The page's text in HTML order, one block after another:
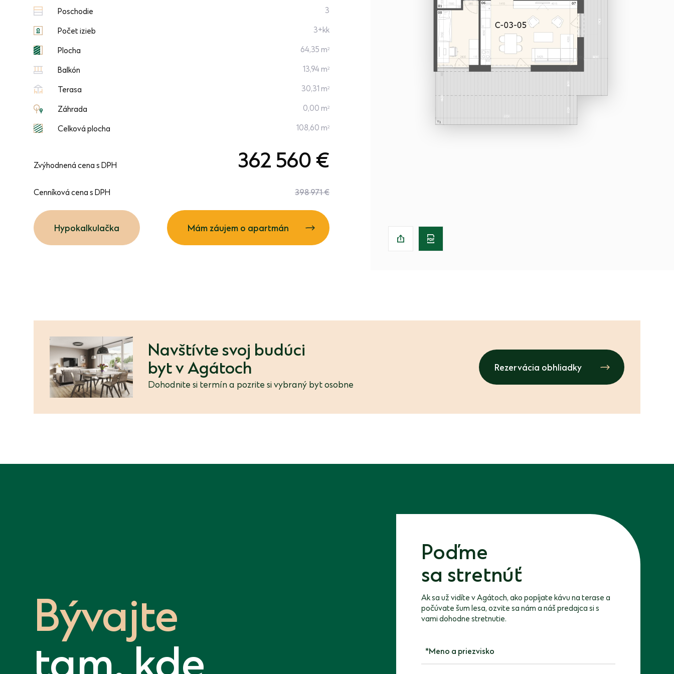
Poschodie 3
Počet izieb 3+kk
Plocha 64,35 m2
Balkón 13,94 m2
Terasa 30,31 m2
Záhrada 0,00 m2
Celková plocha 108,60 m2
Zvýhodnená cena s DPH 362 560 €
Cenníková cena s DPH 398 971 €
Hypokalkulačka Mám záujem o apartmán
Navštívte svoj budúci
byt v Agátoch
Dohodnite si termín a pozrite si vybraný byt osobne
Rezervácia obhliadky
Bývajte
Poďme
sa stretnúť
Ak sa už vidíte v Agátoch, ako popíjate kávu na terase a
počúvate šum lesa, ozvite sa nám a náš predajca si s
vami dohodne stretnutie.